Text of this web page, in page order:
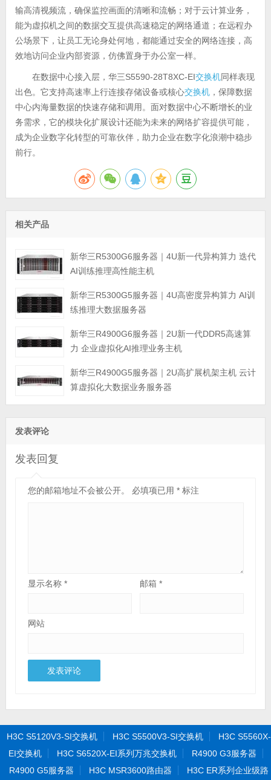
输高清视频流，确保监控画面的清晰和流畅；对于云计算业务，
能为虚拟机之间的数据交互提供高速稳定的网络通道；在远程办
公场景下，让员工无论身处何地，都能通过安全的网络连接，高
效地访问企业内部资源，仿佛置身于办公室一样。
在数据中心接入层，华三S5590-28T8XC-EI交换机同样表现
出色。它支持高速率上行连接存储设备或核心交换机，保障数据
中心内海量数据的快速存储和调用。面对数据中心不断增长的业
务需求，它的模块化扩展设计还能为未来的网络扩容提供可能，
成为企业数字化转型的可靠伙伴，助力企业在数字化浪潮中稳步
前行。
相关产品
新华三R5300G6服务器｜4U新一代异构算力 迭代
AI训练推理高性能主机
新华三R5300G5服务器｜4U高密度异构算力 AI训
练推理大数据服务器
新华三R4900G6服务器｜2U新一代DDR5高速算
力 企业虚拟化AI推理业务主机
新华三R4900G5服务器｜2U高扩展机架主机 云计
算虚拟化大数据业务服务器
发表评论
发表回复
您的邮箱地址不会被公开。 必填项已用 *标注
显示名称 * 邮箱*
网站
H3C S5120V3-SI交换机 H3C S5500V3-SI交换机
H3C S5560X-
EI交换机
H3C S6520X-EI系列万兆交换机
R4900 G3服务器
R4900 G5服务器
H3C MSR3600路由器 H3C ER系列企业级路